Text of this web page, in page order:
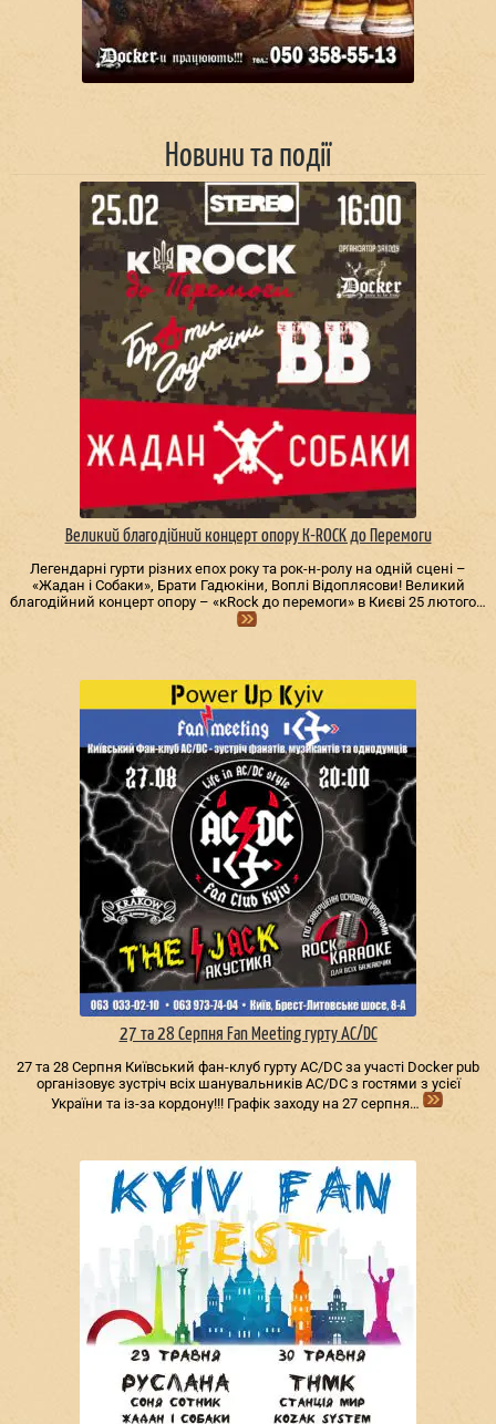
Новини та події
Великий благодійний концерт опору К-ROCK до Перемоги
Легендарні гурти різних епох року та рок-н-ролу на одній сцені –
«Жадан і Собаки», Брати Гадюкіни, Воплі Відоплясови! Великий
благодійний концерт опору – «кRock до перемоги» в Києві 25 лютого…
27 та 28 Серпня Fan Meeting гурту AC/DС
27 та 28 Серпня Київський фан-клуб гурту AC/DС за участі Docker pub
організовує зустріч всіх шанувальників AC/DС з гостями з усієї
України та із-за кордону!!! Графік заходу на 27 серпня…